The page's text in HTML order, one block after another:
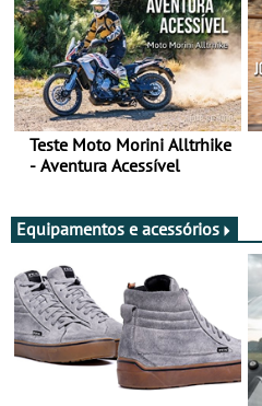
Teste Moto Morini Alltrhike
- Aventura Acessível
Equipamentos e acessórios